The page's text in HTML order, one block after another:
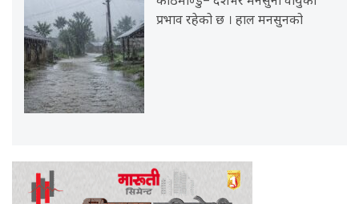
प्रभाव रहेको छ । हाल मनसुनको